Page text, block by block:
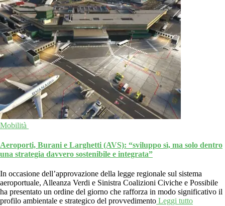
Mobilità
Aeroporti, Burani e Larghetti (AVS): “sviluppo sì, ma solo dentro
una strategia davvero sostenibile e integrata”
In occasione dell’approvazione della legge regionale sul sistema
aeroportuale, Alleanza Verdi e Sinistra Coalizioni Civiche e Possibile
ha presentato un ordine del giorno che rafforza in modo significativo il
profilo ambientale e strategico del provvedimento Leggi tutto